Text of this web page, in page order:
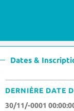
Dates &
DERNIÈRE DATE
30/11/-0001